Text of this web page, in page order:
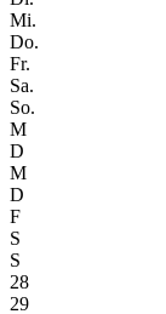
Mi.
Do.
Fr.
Sa.
So.
M
D
M
D
F
S
S
28
29